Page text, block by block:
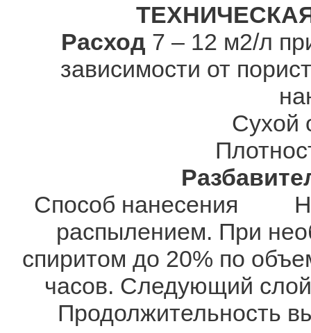
Расход 7 – 12 м2/л
зависимости от
Сухой
Способ нанесения
распылением. При
спиритом до 20% по
часов. Следующий
Продолжительность